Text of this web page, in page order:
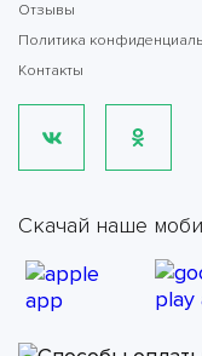
Отзывы
Политика
Контакты
Скачай наше